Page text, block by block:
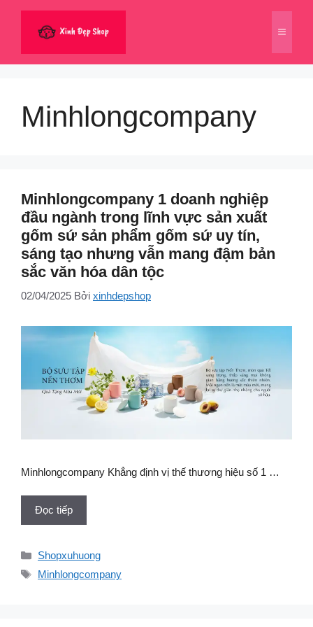
dung
Menu
Minhlongcompany
Minhlongcompany 1 doanh nghiệp
đầu ngành trong lĩnh vực sản xuất
gốm sứ sản phẩm gốm sứ uy tín,
sáng tạo nhưng vẫn mang đậm bản
sắc văn hóa dân tộc
02/04/2025 Bởi xinhdepshop
Minhlongcompany Khẳng định vị thế thương hiệu số 1 …
Đọc tiếp
Danh
mục
Shopxuhuong
Thẻ
Minhlongcompany